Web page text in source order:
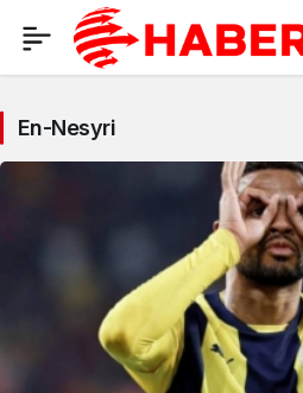
En-Nesyri